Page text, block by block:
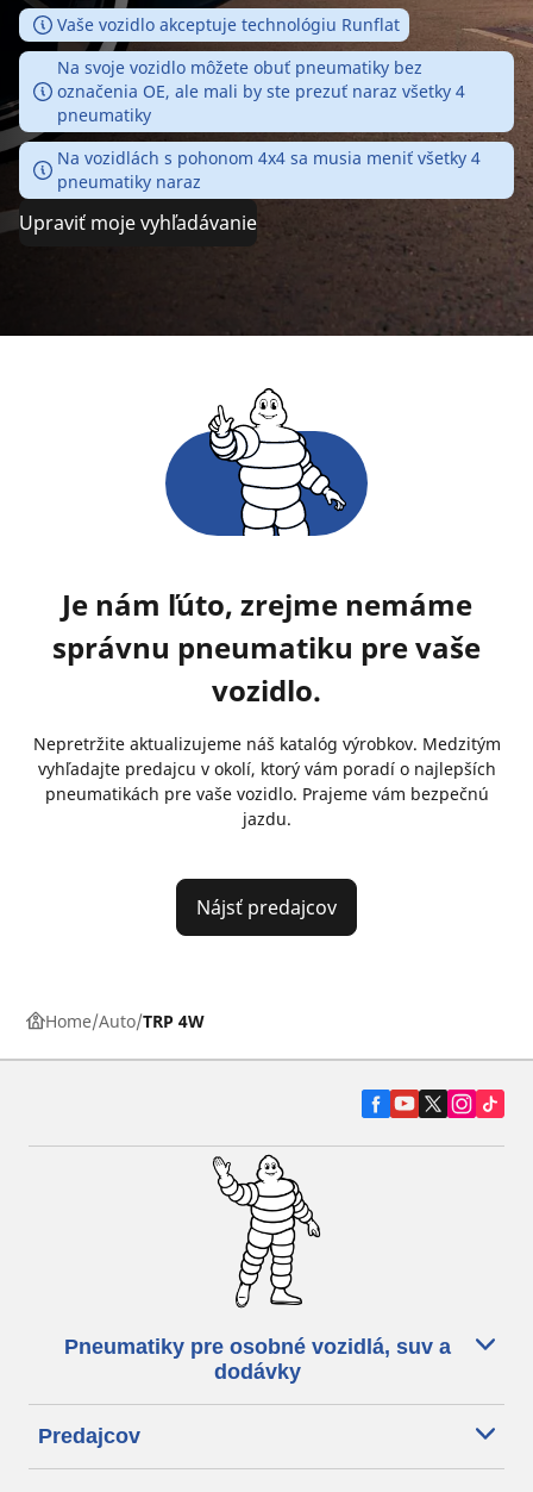
Vaše vozidlo akceptuje technológiu Runflat
Na svoje vozidlo môžete obuť pneumatiky bez
označenia OE, ale mali by ste prezuť naraz všetky 4
pneumatiky
Na vozidlách s pohonom 4x4 sa musia meniť všetky 4
pneumatiky naraz
Upraviť moje vyhľadávanie
Je nám ľúto, zrejme nemáme
správnu pneumatiku pre vaše
vozidlo.
Nepretržite aktualizujeme náš katalóg výrobkov. Medzitým
vyhľadajte predajcu v okolí, ktorý vám poradí o najlepších
pneumatikách pre vaše vozidlo. Prajeme vám bezpečnú
jazdu.
Nájsť predajcov
Home Auto TRP 4W
Pneumatiky pre osobné vozidlá, suv a
dodávky
Predajcov